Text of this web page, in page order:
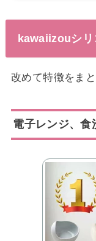
kawaiizouシリ
改めて特徴をまと
電子レンジ、食